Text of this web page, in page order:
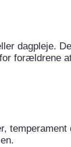
dagpleje.
forældrene